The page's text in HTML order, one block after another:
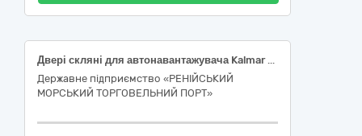
Двері скляні для автонавантажувача Kalmar DCG 160-12T
Державне підприємство «РЕНІЙСЬКИЙ
МОРСЬКИЙ ТОРГОВЕЛЬНИЙ ПОРТ»